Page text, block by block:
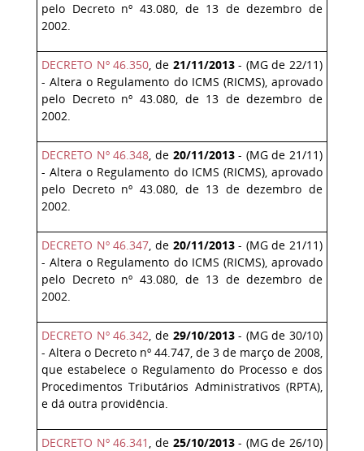
pelo Decreto nº 43.080, de 13 de dezembro de
2002.
DECRETO Nº 46.350, de 21/11/2013- (MG de 22/11)
- Altera o Regulamento do ICMS (RICMS), aprovado
pelo Decreto nº 43.080, de 13 de dezembro de
2002.
DECRETO Nº 46.348, de 20/11/2013- (MG de 21/11)
- Altera o Regulamento do ICMS (RICMS), aprovado
pelo Decreto nº 43.080, de 13 de dezembro de
2002.
DECRETO Nº 46.347, de 20/11/2013- (MG de 21/11)
- Altera o Regulamento do ICMS (RICMS), aprovado
pelo Decreto nº 43.080, de 13 de dezembro de
2002.
DECRETO Nº 46.342, de 29/10/2013- (MG de 30/10)
- Altera o Decreto nº 44.747, de 3 de março de 2008,
que estabelece o Regulamento do Processo e dos
Procedimentos Tributários Administrativos (RPTA),
e dá outra providência.
DECRETO Nº 46.341 , de 25/10/2013- (MG de 26/10)